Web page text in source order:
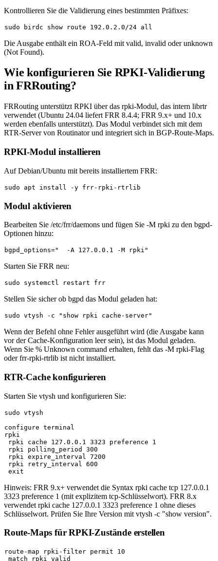
Kontrollieren Sie die Validierung eines bestimmten Präfixes:
sudo
Die Ausgabe enthält ein ROA-Feld mit valid, invalid oderunknown
(Not Found).
Wie konfigurieren Sie RPKI-Validierung
in FRRouting?
FRRouting unterstützt RPKI über das rpki-Modul, das intern librtr
verwendet (Ubuntu 24.04 liefert FRR 8.4.4; FRR 9.x+ und 10.x
werden ebenfalls unterstützt). Das Modul verbindet sich mit dem
RTR-Server von Routinator und integriert sich in BGP-Route-Maps.
RPKI-Modul installieren
Auf Debian/Ubuntu mit bereits installiertem FRR:
sudo
Modul aktivieren
Bearbeiten Sie /etc/frr/daemons und fügen Sie -M rpki zu den bgpd-
Optionen hinzu:
Starten Sie FRR neu:
sudo
Stellen Sie sicher ob bgpd das Modul geladen hat:
sudo vtysh -c "show rpki cache-server"
Wenn der Befehl ohne Fehler ausgeführt wird (die Ausgabe kann
vor der Cache-Konfiguration leer sein), ist das Modul geladen.
Wenn Sie % Unknown command erhalten, fehlt das -M rpki-Flag
oderfrr-rpki-rtrlib ist nicht installiert.
RTR-Cache konfigurieren
Starten Sie vtysh und konfigurieren Sie:
sudo
configure terminal
rpki
rpki cache 127.0.0.1 3323 preference 1
rpki polling_period 300
rpki expire_interval 7200
rpki retry_interval 600
Hinweis: FRR 9.x+ verwendet die Syntax rpki cache tcp 127.0.0.1
3323 preference 1 (mit explizitem tcp-Schlüsselwort). FRR 8.x
verwendet rpki cache 127.0.0.1 3323 preference 1 ohne dieses
Schlüsselwort. Prüfen Sie Ihre Version mit vtysh -c "show version".
Route-Maps für RPKI-Zustände erstellen
route-map rpki-filter permit 10
match rpki valid